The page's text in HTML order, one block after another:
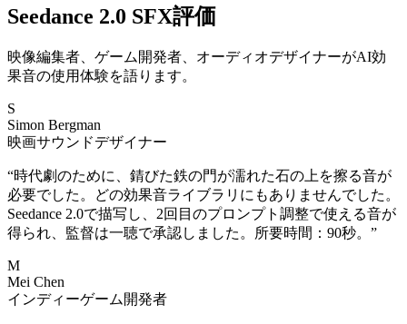
Seedance 2.0 SFX評価
映像編集者、ゲーム開発者、オーディオデザイナーがAI効
果音の使用体験を語ります。
S
Simon Bergman
映画サウンドデザイナー
“時代劇のために、錆びた鉄の門が濡れた石の上を擦る音が
必要でした。どの効果音ライブラリにもありませんでした。
Seedance 2.0で描写し、2回目のプロンプト調整で使える音が
得られ、監督は一聴で承認しました。所要時間：90秒。 ”
M
Mei Chen
インディーゲーム開発者